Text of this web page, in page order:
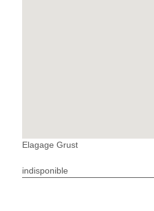
Elagage Grust
indisponible